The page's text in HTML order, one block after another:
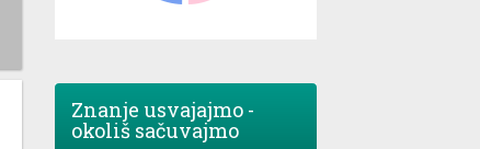
Znanje usvajajmo -
okoliš sačuvajmo